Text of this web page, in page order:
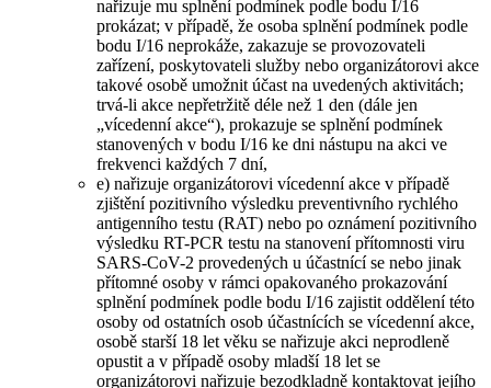
nařizuje mu splnění podmínek podle bodu I/16
prokázat; v případě, že osoba splnění podmínek podle
bodu I/16 neprokáže, zakazuje se provozovateli
zařízení, poskytovateli služby nebo organizátorovi akce
takové osobě umožnit účast na uvedených aktivitách;
trvá-li akce nepřetržitě déle než 1 den (dále jen
„vícedenní akce“), prokazuje se splnění podmínek
stanovených v bodu I/16 ke dni nástupu na akci ve
frekvenci každých 7 dní,
e) nařizuje organizátorovi vícedenní akce v případě
zjištění pozitivního výsledku preventivního rychlého
antigenního testu (RAT) nebo po oznámení pozitivního
výsledku RT-PCR testu na stanovení přítomnosti viru
SARS-CoV-2 provedených u účastnící se nebo jinak
přítomné osoby v rámci opakovaného prokazování
splnění podmínek podle bodu I/16 zajistit oddělení této
osoby od ostatních osob účastnících se vícedenní akce,
osobě starší 18 let věku se nařizuje akci neprodleně
opustit a v případě osoby mladší 18 let se
organizátorovi nařizuje bezodkladně kontaktovat jejího